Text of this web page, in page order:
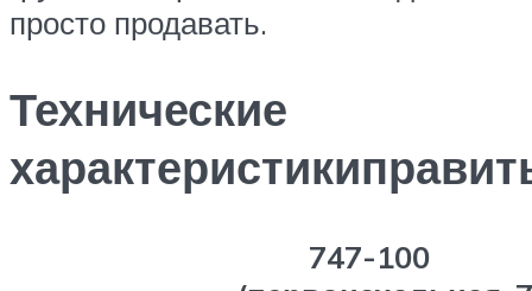
просто продавать.
Технические
747-100